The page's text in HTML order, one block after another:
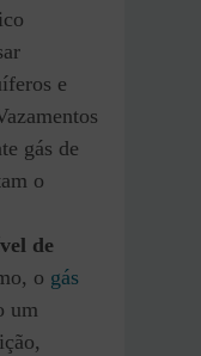
e
gás de
o
de
o gás
um